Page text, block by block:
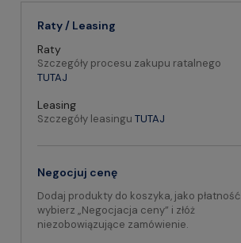
Raty / Leasing
Raty
Szczegóły procesu zakupu ratalnego
TUTAJ
Leasing
Szczegóły leasingu TUTAJ
Negocjuj cenę
Dodaj produkty do koszyka, jako płatność
wybierz „Negocjacja ceny” i złóż
niezobowiązujące zamówienie.